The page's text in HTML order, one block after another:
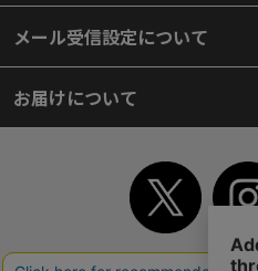
メール受信設定について
お届けについて